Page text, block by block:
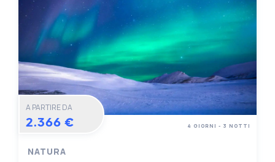
A PARTIRE DA
2.366 €
NATURA
4 GIORNI - 3 NOTTI